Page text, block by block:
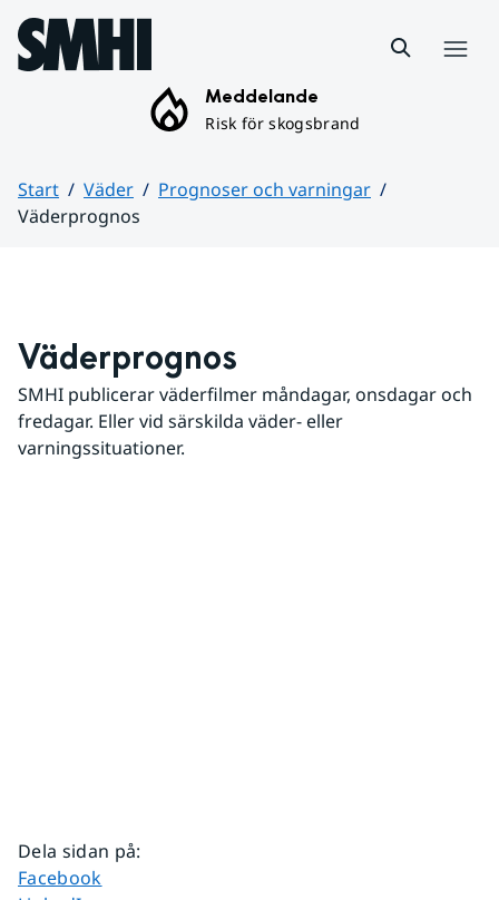
Hoppa till sidans innehåll
Meddelande
Risk för skogsbrand
Start Väder
Prognoser och varningar
Väderprognos
Väderprognos
SMHI publicerar väderfilmer måndagar, onsdagar och
fredagar. Eller vid särskilda väder- eller
varningssituationer.
Dela sidan på:
Dela sidan på
Facebook